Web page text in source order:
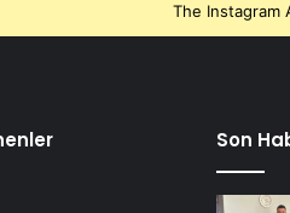
The Instagram
Son